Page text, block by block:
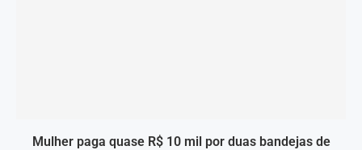
Mulher paga quase R$ 10 mil por duas bandejas de